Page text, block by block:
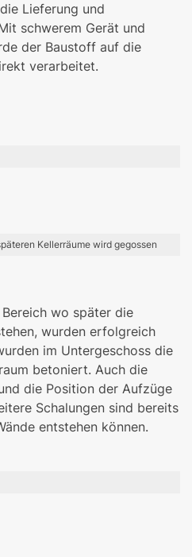
Lieferung und
schwerem Gerät und
der Baustoff auf die
verarbeitet.
Kellerräume wird gegossen
wo später die
wurden erfolgreich
im Untergeschoss die
betoniert. Auch die
die Position der Aufzüge
Schalungen sind bereits
entstehen können.